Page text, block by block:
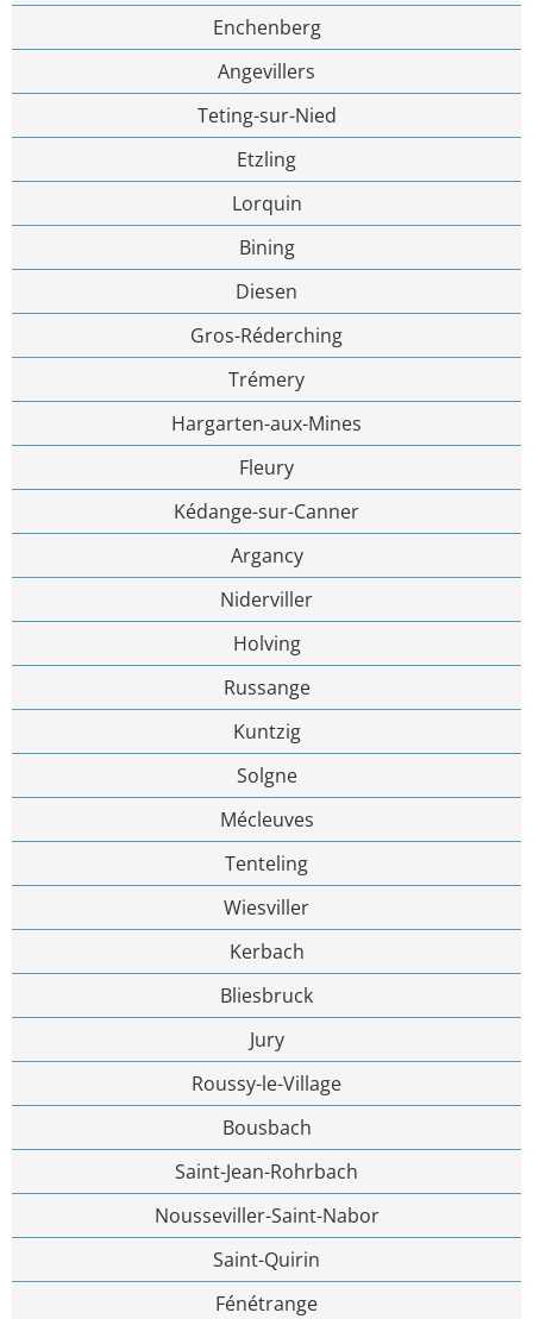
Enchenberg
Angevillers
Teting-sur-Nied
Etzling
Lorquin
Bining
Diesen
Gros-Réderching
Trémery
Hargarten-aux-Mines
Fleury
Kédange-sur-Canner
Argancy
Niderviller
Holving
Russange
Kuntzig
Solgne
Mécleuves
Tenteling
Wiesviller
Kerbach
Bliesbruck
Jury
Roussy-le-Village
Bousbach
Saint-Jean-Rohrbach
Nousseviller-Saint-Nabor
Saint-Quirin
Fénétrange